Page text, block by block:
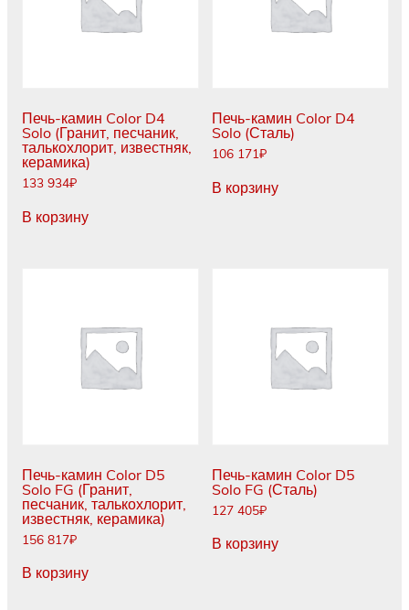
Печь-камин Color D4
Solo (Гранит, песчаник,
талькохлорит, известняк,
керамика)
133 934₽
В корзину
Печь-камин Color D4
Solo (Сталь)
106 171₽
В корзину
Печь-камин Color D5
Solo FG (Гранит,
песчаник, талькохлорит,
известняк, керамика)
156 817₽
В корзину
Печь-камин Color D5
Solo FG (Сталь)
127 405₽
В корзину